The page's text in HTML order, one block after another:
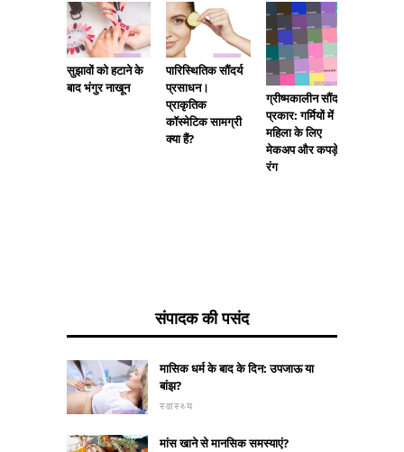
सुझावों को हटाने के
बाद भंगुर नाखून
पारिस्थितिक सौंदर्य
प्रसाधन।
प्राकृतिक
कॉस्मेटिक सामग्री
क्या हैं?
ग्रीष्मकालीन सौंदर्य
प्रकार: गर्मियों में
महिला के लिए
मेकअप और कपड़े के
रंग
संपादक की पसंद
मासिक धर्म के बाद के दिन: उपजाऊ या
बांझ?
स्वास्थ्य
मांस खाने से मानसिक समस्याएं?